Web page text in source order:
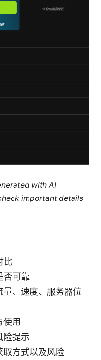
with AI
important details
比
否可靠
、速度、服务器位
使用
险提示
取方式以及风险